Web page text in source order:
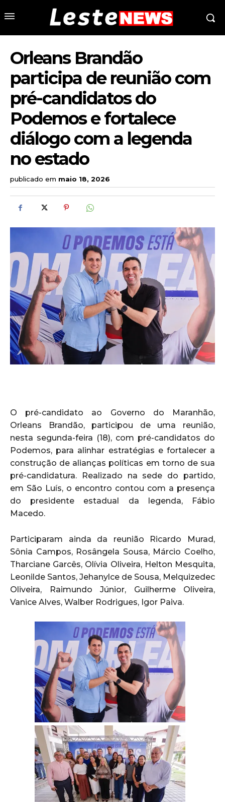
Orleans Brandão
participa de reunião com
pré-candidatos do
Podemos e fortalece
diálogo com a legenda
no estado
publicado em maio 18, 2026
O pré-candidato ao Governo do Maranhão,
Orleans Brandão, participou de uma reunião,
nesta segunda-feira (18), com pré-candidatos do
Podemos, para alinhar estratégias e fortalecer a
construção de alianças políticas em torno de sua
pré-candidatura. Realizado na sede do partido,
em São Luís, o encontro contou com a presença
do presidente estadual da legenda, Fábio
Macedo.
Participaram ainda da reunião Ricardo Murad,
Sônia Campos, Rosângela Sousa, Márcio Coelho,
Tharciane Garcês, Olívia Oliveira, Helton Mesquita,
Leonilde Santos, Jehanylce de Sousa, Melquizedec
Oliveira, Raimundo Júnior, Guilherme Oliveira,
Vanice Alves, Walber Rodrigues, Igor Paiva.